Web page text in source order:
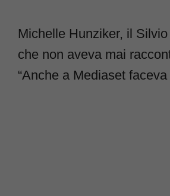
Michelle Hunziker, il
che non aveva mai
“Anche a Mediaset faceva